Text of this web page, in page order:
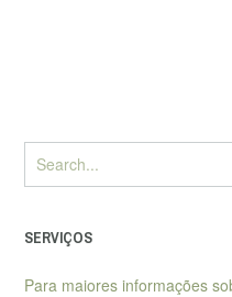
SERVIÇOS
Para maiores informações